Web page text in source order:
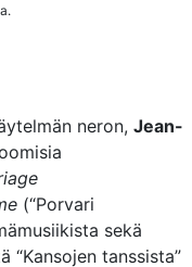
neron, Jean-
(“Porvari
sekä
“Kansojen tanssista”